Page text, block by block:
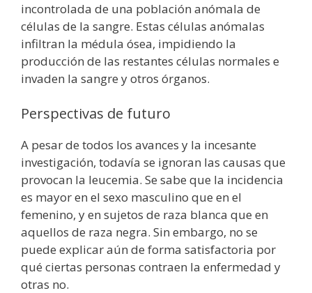
incontrolada de una población anómala de
células de la sangre. Estas células anómalas
infiltran la médula ósea, impidiendo la
producción de las restantes células normales e
invaden la sangre y otros órganos.
Perspectivas de futuro
A pesar de todos los avances y la incesante
investigación, todavía se ignoran las causas que
provocan la leucemia. Se sabe que la incidencia
es mayor en el sexo masculino que en el
femenino, y en sujetos de raza blanca que en
aquellos de raza negra. Sin embargo, no se
puede explicar aún de forma satisfactoria por
qué ciertas personas contraen la enfermedad y
otras no.